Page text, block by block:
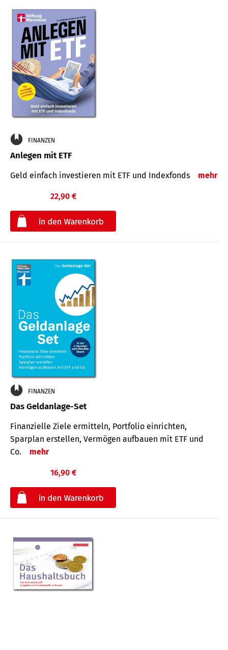
FINANZEN
Anlegen mit ETF
Geld einfach investieren mit ETF und Indexfonds mehr
22,90 €
FINANZEN
Das Geldanlage-Set
Finanzielle Ziele ermitteln, Portfolio einrichten,
Sparplan erstellen, Vermögen aufbauen mit ETF und
Co.
mehr
16,90 €